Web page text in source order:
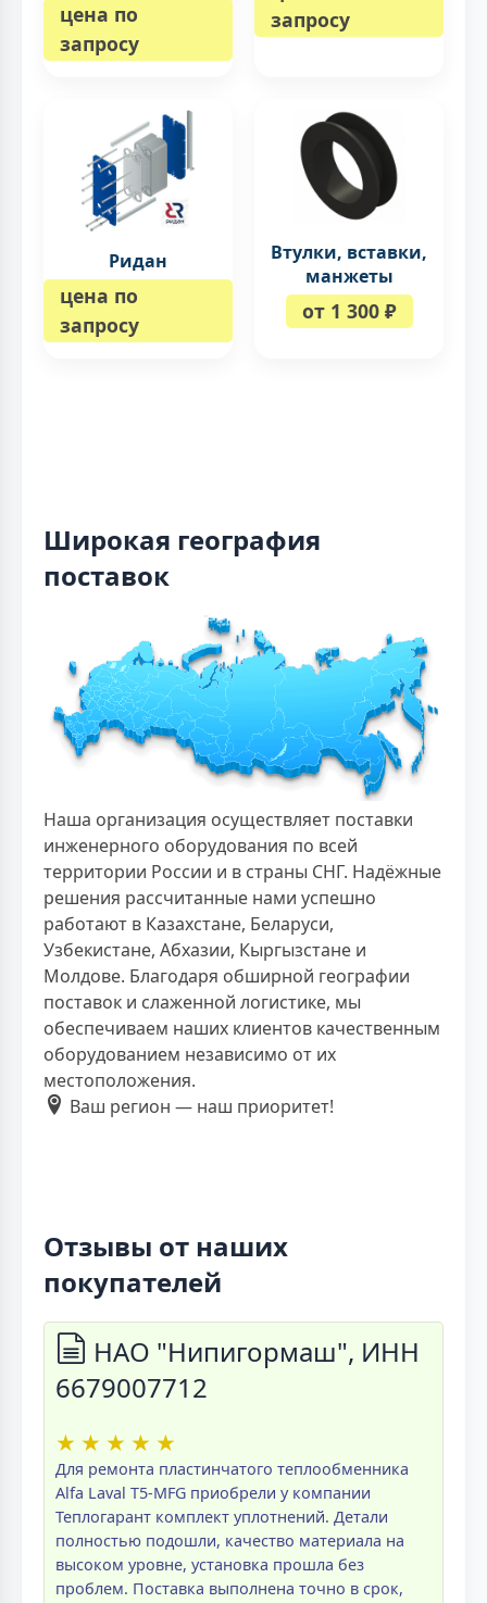
цена по
запросу
запросу
Ридан
цена по
запросу
Втулки, вставки,
манжеты
от 1 300 ₽
Широкая география
поставок
Наша организация осуществляет поставки
инженерного оборудования по всей
территории России и в страны СНГ. Надёжные
решения рассчитанные нами успешно
работают в Казахстане, Беларуси,
Узбекистане, Абхазии, Кыргызстане и
Молдове. Благодаря обширной географии
поставок и слаженной логистике, мы
обеспечиваем наших клиентов качественным
оборудованием независимо от их
местоположения.
Ваш регион — наш приоритет!
Отзывы от наших
покупателей
НАО "Нипигормаш", ИНН
6679007712
★ ★ ★ ★ ★
Для ремонта пластинчатого теплообменника
Alfa Laval T5-MFG приобрели у компании
Теплогарант комплект уплотнений. Детали
полностью подошли, качество материала на
высоком уровне, установка прошла без
проблем. Поставка выполнена точно в срок,